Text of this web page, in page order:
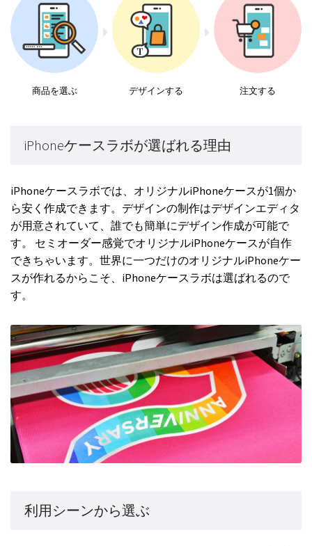
商品を選ぶ デザインする 注文する
iPhoneケースラボが選ばれる理由
iPhoneケースラボでは、オリジナルiPhoneケースが1個か
ら安く作成できます。デザインの制作はデザインエディタ
が用意されていて、誰でも簡単にデザイン作成が可能で
す。 セミオーダー感覚でオリジナルiPhoneケースが自作
できちゃいます。世界に一つだけのオリジナルiPhoneケー
スが作れるからこそ、iPhoneケースラボは選ばれるので
す。
利用シーンから選ぶ